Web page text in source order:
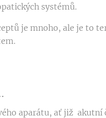
systémů.
je mnoho, ale je to
aparátu, ať již akutní